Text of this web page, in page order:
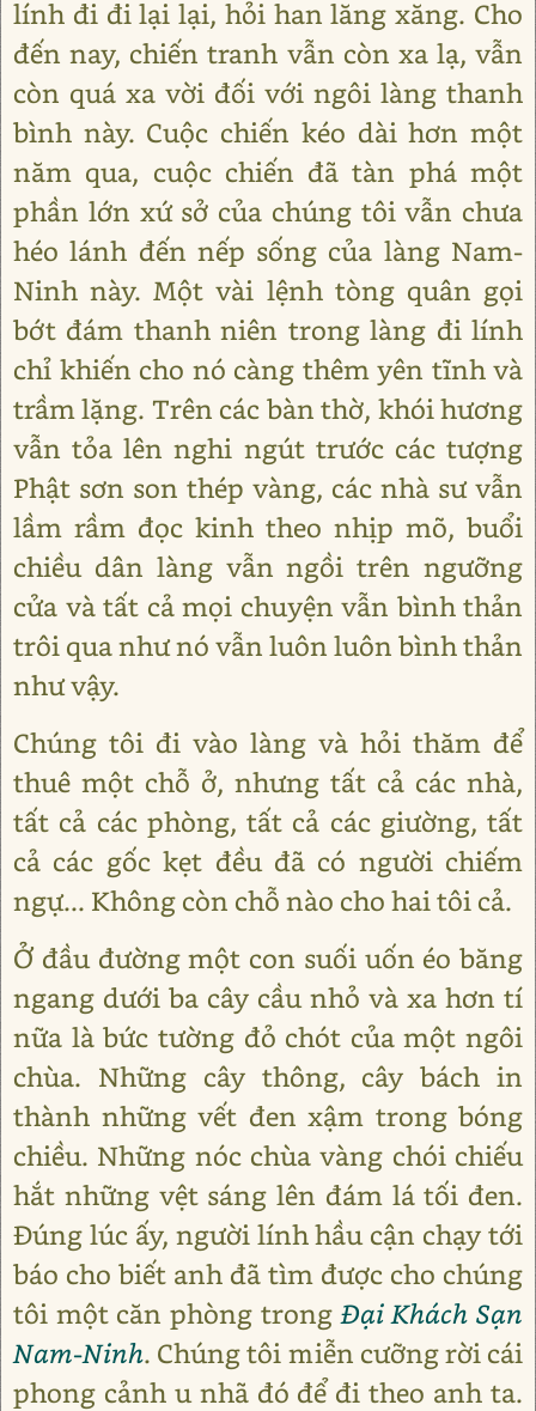
lính đi đi lại lại, hỏi han lăng xăng. Cho
đến nay, chiến tranh vẫn còn xa lạ, vẫn
còn quá xa vời đối với ngôi làng thanh
bình này. Cuộc chiến kéo dài hơn một
năm qua, cuộc chiến đã tàn phá một
phần lớn xứ sở của chúng tôi vẫn chưa
héo lánh đến nếp sống của làng Nam-
Ninh này. Một vài lệnh tòng quân gọi
bớt đám thanh niên trong làng đi lính
chỉ khiến cho nó càng thêm yên tĩnh và
trầm lặng. Trên các bàn thờ, khói hương
vẫn tỏa lên nghi ngút trước các tượng
Phật sơn son thép vàng, các nhà sư vẫn
lầm rầm đọc kinh theo nhịp mõ, buổi
chiều dân làng vẫn ngồi trên ngưỡng
cửa và tất cả mọi chuyện vẫn bình thản
trôi qua như nó vẫn luôn luôn bình thản
như vậy.
Chúng tôi đi vào làng và hỏi thăm để
thuê một chỗ ở, nhưng tất cả các nhà,
tất cả các phòng, tất cả các giường, tất
cả các gốc kẹt đều đã có người chiếm
ngự... Không còn chỗ nào cho hai tôi cả.
Ở đầu đường một con suối uốn éo băng
ngang dưới ba cây cầu nhỏ và xa hơn tí
nữa là bức tường đỏ chót của một ngôi
chùa. Những cây thông, cây bách in
thành những vết đen xậm trong bóng
chiều. Những nóc chùa vàng chói chiếu
hắt những vệt sáng lên đám lá tối đen.
Đúng lúc ấy, người lính hầu cận chạy tới
báo cho biết anh đã tìm được cho chúng
tôi một căn phòng trongĐại Khách Sạn
Nam-Ninh. Chúng tôi miễn cưỡng rời cái
phong cảnh u nhã đó để đi theo anh ta.